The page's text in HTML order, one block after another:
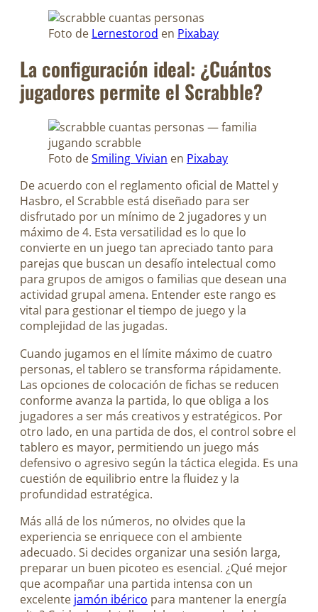
Foto de Lernestorod en Pixabay
La configuración ideal: ¿Cuántos
jugadores permite el Scrabble?
Foto deSmiling_Vivian en Pixabay
De acuerdo con el reglamento oficial de Mattel y
Hasbro, el Scrabble está diseñado para ser
disfrutado por un mínimo de 2 jugadores y un
máximo de 4. Esta versatilidad es lo que lo
convierte en un juego tan apreciado tanto para
parejas que buscan un desafío intelectual como
para grupos de amigos o familias que desean una
actividad grupal amena. Entender este rango es
vital para gestionar el tiempo de juego y la
complejidad de las jugadas.
Cuando jugamos en el límite máximo de cuatro
personas, el tablero se transforma rápidamente.
Las opciones de colocación de fichas se reducen
conforme avanza la partida, lo que obliga a los
jugadores a ser más creativos y estratégicos. Por
otro lado, en una partida de dos, el control sobre el
tablero es mayor, permitiendo un juego más
defensivo o agresivo según la táctica elegida. Es una
cuestión de equilibrio entre la fluidez y la
profundidad estratégica.
Más allá de los números, no olvides que la
experiencia se enriquece con el ambiente
adecuado. Si decides organizar una sesión larga,
preparar un buen picoteo es esencial. ¿Qué mejor
que acompañar una partida intensa con un
excelente jamón ibérico para mantener la energía